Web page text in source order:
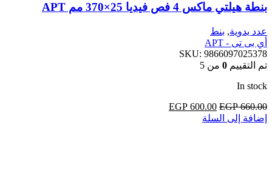
بنطة هيلتي ماكس 4 فص فيديا 25×370 مم APT
عدد يدوية, بنط
أي بى تى - APT
SKU: 9866097025378
تم التقييم 0 من 5
In stock
EGP660.00
السعر
الأصلي
EGP 600.00
السعر
إضافة إلى السلة